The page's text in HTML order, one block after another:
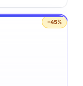
−45%